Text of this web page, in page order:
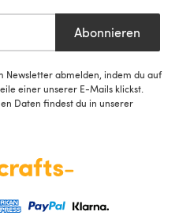
Abonnieren
Newsletter abmelden, indem du auf
einer unserer E-Mails klickst.
Daten findest du in unserer